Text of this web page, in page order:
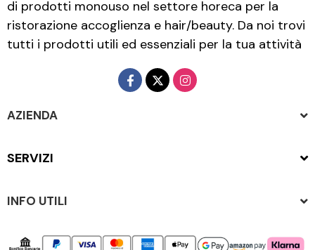
di prodotti monouso nel settore horeca per la
ristorazione accoglienza e hair/beauty. Da noi trovi
tutti i prodotti utili ed essenziali per la tua attività
AZIENDA
SERVIZI
INFO UTILI